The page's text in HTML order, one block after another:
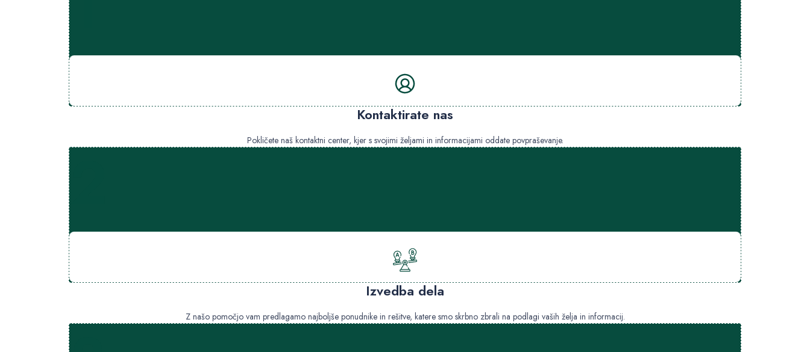
Kontaktirate nas
Pokličete naš kontaktni center, kjer s svojimi željami in informacijami oddate povpraševanje.
Izvedba dela
Z našo pomočjo vam predlagamo najboljše ponudnike in rešitve, katere smo skrbno zbrali na podlagi vaših želja in informacij.